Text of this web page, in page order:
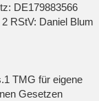
DE179883566
RStV: Daniel Blum
TMG für eigene
Gesetzen